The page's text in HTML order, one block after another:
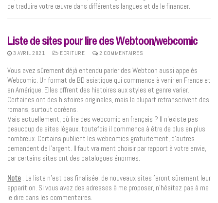
de traduire votre œuvre dans différentes langues et de le financer.
Liste de sites pour lire des Webtoon/webcomic
3 AVRIL 2021 ECRITURE 2 COMMENTAIRES
Vous avez sûrement déjà entendu parler des Webtoon aussi appelés
Webcomic. Un format de BD asiatique qui commence à venir en France et
en Amérique. Elles offrent des histoires aux styles et genre varier.
Certaines ont des histoires originales, mais la plupart retranscrivent des
romans, surtout coréens.
Mais actuellement, où lire des webcomic en français ? Il n’existe pas
beaucoup de sites légaux, toutefois il commence à être de plus en plus
nombreux. Certains publient les webcomics gratuitement, d’autres
demandent de l’argent. Il faut vraiment choisir par rapport à votre envie,
car certains sites ont des catalogues énormes.
Note : La liste n’est pas finalisée, de nouveaux sites feront sûrement leur
apparition. Si vous avez des adresses à me proposer, n’hésitez pas à me
le dire dans les commentaires.